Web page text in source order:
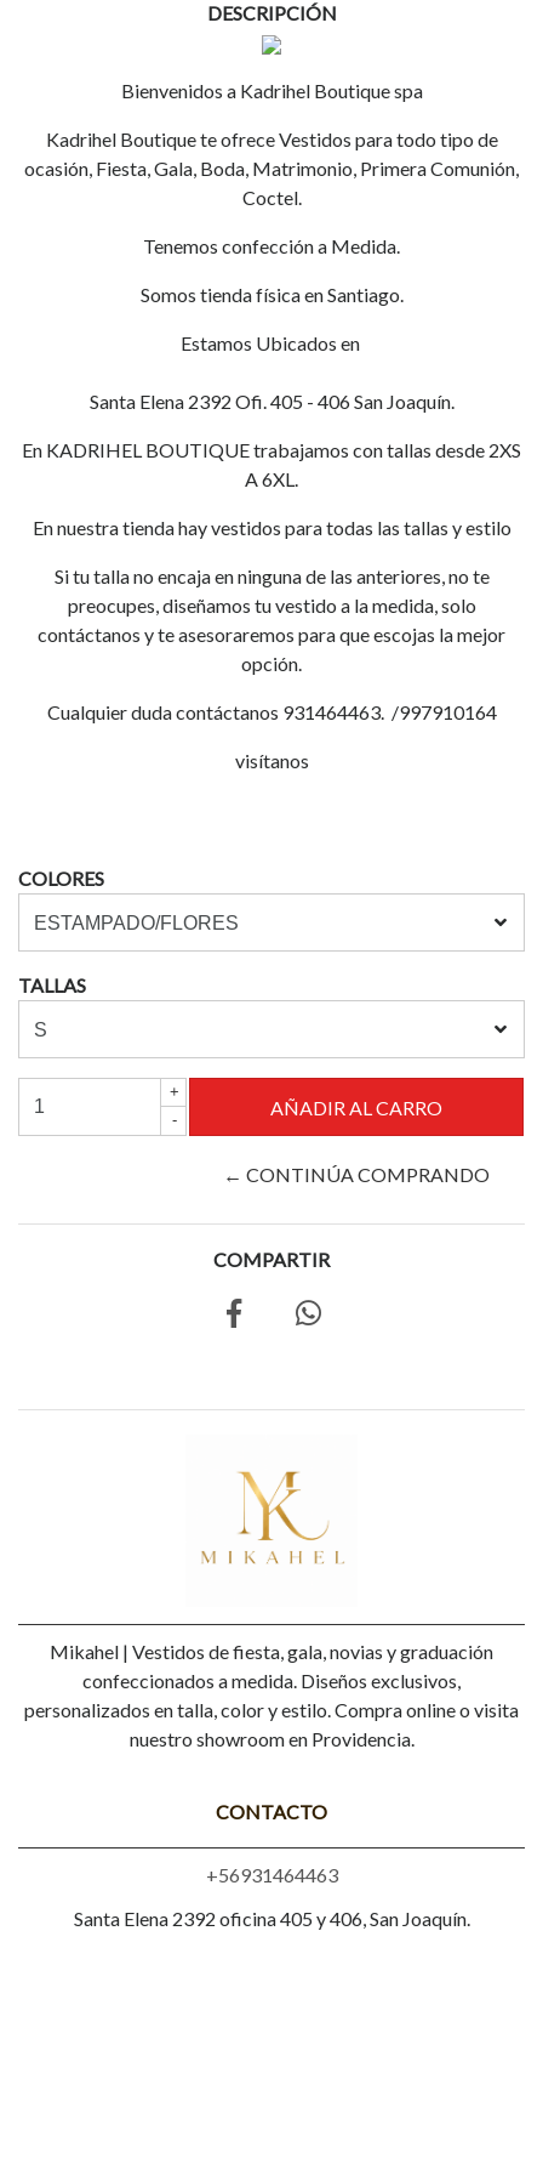
DESCRIPCIÓN
Bienvenidos a Kadrihel Boutique spa
Kadrihel Boutique te ofrece Vestidos para todo tipo de
ocasión, Fiesta, Gala, Boda, Matrimonio, Primera Comunión,
Coctel.
Tenemos confección a Medida.
Somos tienda física en Santiago.
Estamos Ubicados en
Santa Elena 2392 Ofi. 405 - 406 San Joaquín.
En KADRIHEL BOUTIQUE trabajamos con tallas desde 2XS
A 6XL.
En nuestra tienda hay vestidos para todas las tallas y estilo
Si tu talla no encaja en ninguna de las anteriores, no te
preocupes, diseñamos tu vestido a la medida, solo
contáctanos y te asesoraremos para que escojas la mejor
opción.
Cualquier duda contáctanos 931464463. /997910164
visítanos
COLORES
TALLAS
+
-
← CONTINÚA COMPRANDO
COMPARTIR
Mikahel | Vestidos de fiesta, gala, novias y graduación
confeccionados a medida. Diseños exclusivos,
personalizados en talla, color y estilo. Compra online o visita
nuestro showroom en Providencia.
CONTACTO
+56931464463
Santa Elena 2392 oficina 405 y 406, San Joaquín.